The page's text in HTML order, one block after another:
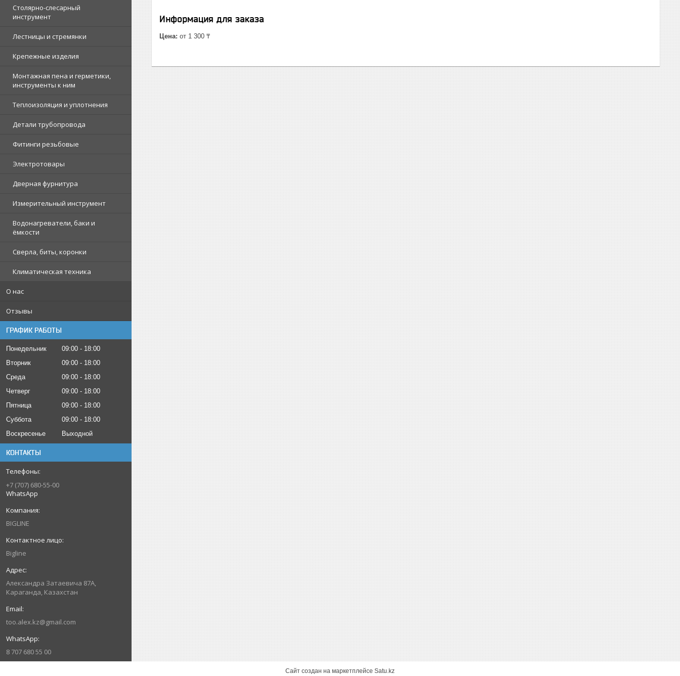
Столярно-слесарный
инструмент
Лестницы и стремянки
Крепежные изделия
Монтажная пена и герметики,
инструменты к ним
Теплоизоляция и уплотнения
Детали трубопровода
Фитинги резьбовые
Электротовары
Дверная фурнитура
Измерительный инструмент
Водонагреватели, баки и
ёмкости
Сверла, биты, коронки
Климатическая техника
О нас
Отзывы
ГРАФИК РАБОТЫ
Понедельник 09:00
18:00
Вторник
09:00
18:00
Среда
09:00
18:00
Четверг
09:00
18:00
Пятница
09:00
18:00
Суббота
09:00
18:00
Воскресенье
Выходной
КОНТАКТЫ
+7 (707) 680-55-00
WhatsApp
BIGLINE
Bigline
Александра Затаевича 87А,
Караганда, Казахстан
too.alex.kz@gmail.com
8 707 680 55 00
Информация для заказа
Цена: от 1 300 ₸
Сайт создан на маркетплейсе Satu.kz